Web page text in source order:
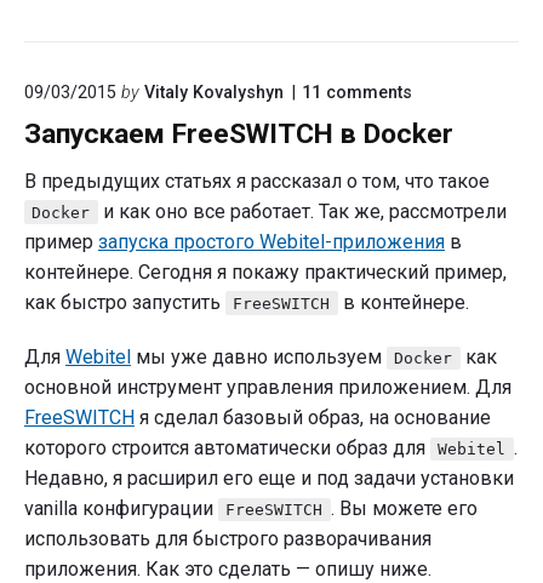
09/03/2015 by Vitaly Kovalyshyn 11 comments
FreeSWITCH
Docker"
Запускаем FreeSWITCH в Docker
В предыдущих статьях я рассказал о том, что такое
Docker
и как оно все работает. Так же, рассмотрели
пример запуска простого Webitel-приложения в
контейнере. Сегодня я покажу практический пример,
как быстро запустить
FreeSWITCH в контейнере.
Для Webitel мы уже давно используем Docker
как
основной инструмент управления приложением. Для
FreeSWITCH я сделал базовый образ, на основание
которого строится автоматически образ для
Webitel .
Недавно, я расширил его еще и под задачи установки
vanilla конфигурации
FreeSWITCH . Вы можете его
использовать для быстрого разворачивания
приложения. Как это сделать — опишу ниже.